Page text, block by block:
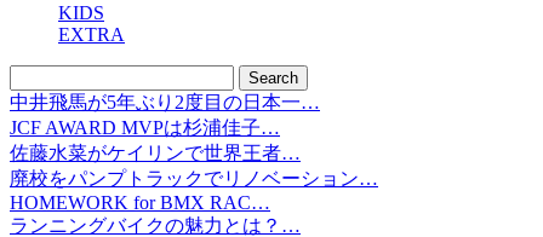
KIDS
EXTRA
中井飛馬が5年ぶり2度目の日本一…
JCF AWARD MVPは杉浦佳子…
佐藤水菜がケイリンで世界王者…
廃校をパンプトラックでリノベーション…
HOMEWORK for BMX RAC…
ランニングバイクの魅力とは？…